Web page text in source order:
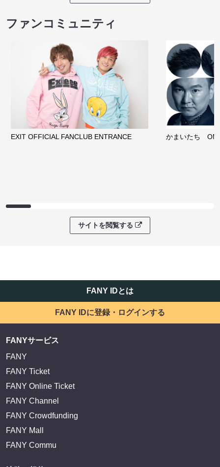
ファンコミュニティ
EXIT OFFICIAL FANCLUB ENTRANCE かまいたち
サイトを閲覧する
FANY IDとは
FANY IDに登録・ログインする
FANYサービス
FANY
FANY Ticket
FANY Online Ticket
FANY Channel
FANY Crowdfunding
FANY Mall
FANY Commu